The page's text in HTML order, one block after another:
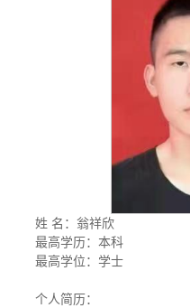
姓 名：翁祥欣
最高学历：本科
最高学位：学士
个人简历：